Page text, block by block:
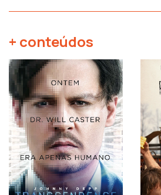
+ conteúdos